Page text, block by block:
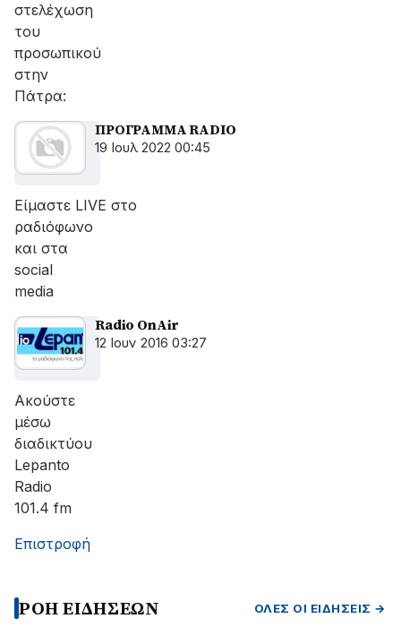
στελέχωση
του
προσωπικού
στην
Πάτρα:
ΠΡΟΓΡΑΜΜΑ RADIO
19 Ιουλ 2022 00:45
Είμαστε LIVE στο
ραδιόφωνο
και στα
social
media
Radio OnAir
12 Ιουν 2016 03:27
Ακούστε
μέσω
διαδικτύου
Lepanto
Radio
101.4 fm
Επιστροφή
ΡΟΗ ΕΙΔΗΣΕΩΝ ΌΛΕΣ ΟΙ ΕΙΔΉΣΕΙΣ →